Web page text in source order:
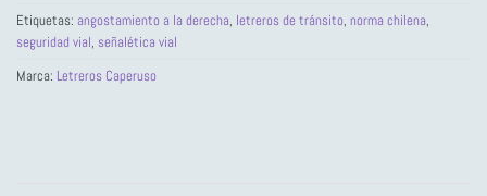
Etiquetas: angostamiento a la derecha, letreros de tránsito, norma chilena,
seguridad vial, señalética vial
Marca: Letreros Caperuso